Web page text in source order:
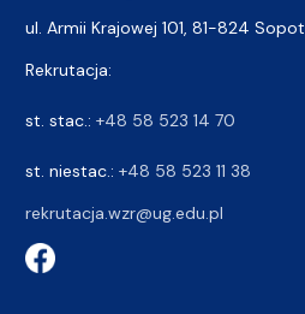
ul. Armii Krajowej 101, 81-824 Sopot
Rekrutacja:
st. stac.: +48 58 523 14 70
st. niestac.: +48 58 523 11 38
rekrutacja.wzr@ug.edu.pl